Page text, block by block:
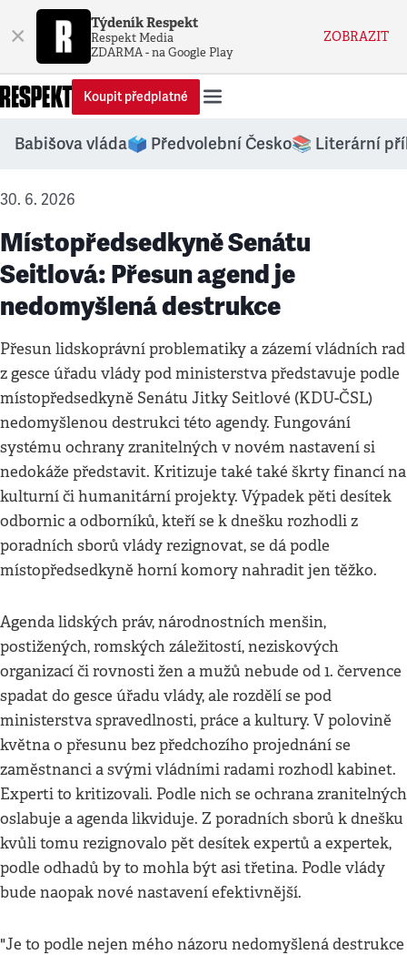
× Týdeník Respekt
Respekt Media
ZDARMA - na Google Play
ZOBRAZIT
Koupit předplatné
Babišova vláda🗳️ Předvolební Česko📚 Literární
30. 6. 2026
Místopředsedkyně Senátu
Seitlová: Přesun agend je
nedomyšlená destrukce
Přesun lidskoprávní problematiky a zázemí vládních rad
z gesce úřadu vlády pod ministerstva představuje podle
místopředsedkyně Senátu Jitky Seitlové (KDU-ČSL)
nedomyšlenou destrukci této agendy. Fungování
systému ochrany zranitelných v novém nastavení si
nedokáže představit. Kritizuje také také škrty financí na
kulturní či humanitární projekty. Výpadek pěti desítek
odbornic a odborníků, kteří se k dnešku rozhodli z
poradních sborů vlády rezignovat, se dá podle
místopředsedkyně horní komory nahradit jen těžko.
Agenda lidských práv, národnostních menšin,
postižených, romských záležitostí, neziskových
organizací či rovnosti žen a mužů nebude od 1. července
spadat do gesce úřadu vlády, ale rozdělí se pod
ministerstva spravedlnosti, práce a kultury. V polovině
května o přesunu bez předchozího projednání se
zaměstnanci a svými vládními radami rozhodl kabinet.
Experti to kritizovali. Podle nich se ochrana zranitelných
oslabuje a agenda likviduje. Z poradních sborů k dnešku
kvůli tomu rezignovalo pět desítek expertů a expertek,
podle odhadů by to mohla být asi třetina. Podle vlády
bude naopak nové nastavení efektivnější.
"Je to podle nejen mého názoru nedomyšlená destrukce